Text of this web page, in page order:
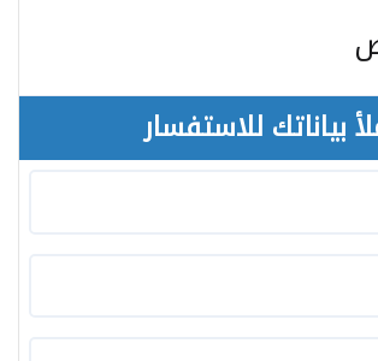
بياناتك للاستفسار